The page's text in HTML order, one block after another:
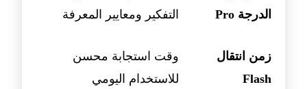
الدرجة Pro
التفكير ومعايير المعرفة
زمن انتقال
Flash
وقت استجابة محسن
للاستخدام اليومي